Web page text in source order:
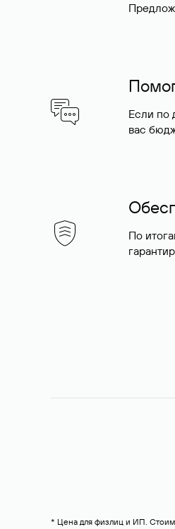
Если по
вас
По
* Цена для физлиц и ИП.